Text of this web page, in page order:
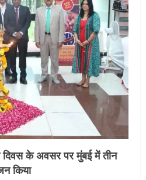
दिवस के अवसर पर मुंबई में तीन
किया